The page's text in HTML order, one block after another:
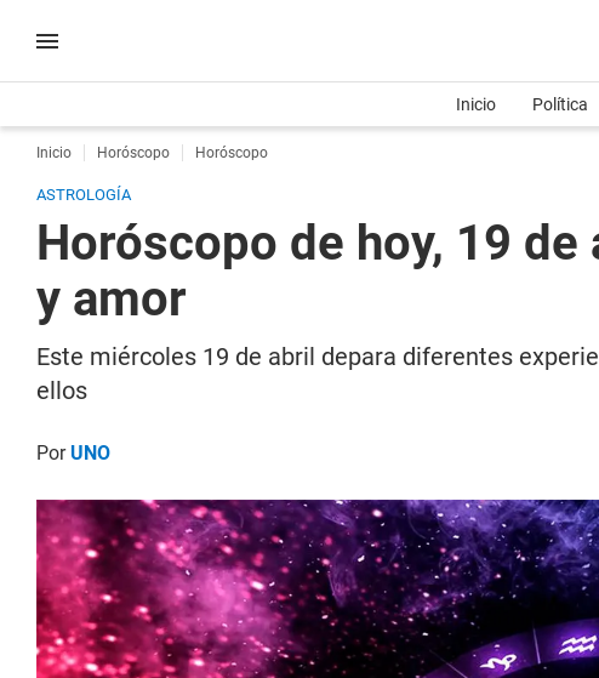
Inicio Política
Inicio Horóscopo Horóscopo
ASTROLOGÍA
Horóscopo de hoy, 19
y amor
Este miércoles 19 de abril depara diferentes
ellos
PorUNO